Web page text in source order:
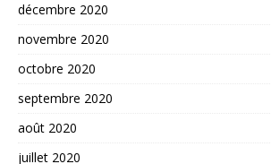
décembre 2020
novembre 2020
octobre 2020
septembre 2020
août 2020
juillet 2020